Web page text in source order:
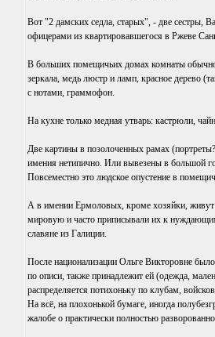
Вот "2 дамских седла, старых", - две сестры,
офицерами из квартировавшегося в Ржеве
В больших помещичьих домах комнаты
зеркала, медь люстр и ламп, красное дерево
с нотами, граммофон.
На кухне только медная утварь: кастрюли,
Две картины в позолоченных рамах
имения нетипично. Или вывезены в большой
Повсеместно это людское опустение в
А в имении Ермоловых, кроме хозяйки,
мировую и часто приписывали их к
славяне из Галиции.
После национализации Ольге Викторовне
по описи, также принадлежит ей (одежда,
распределяется потихоньку по клубам,
На всё, на плохонькой бумаге, иногда
жалобе о практически полностью